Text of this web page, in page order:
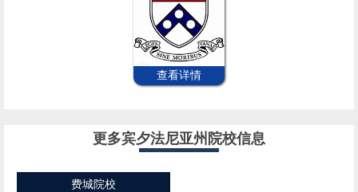
查看详情
更多宾夕法尼亚州院校信息
费城院校